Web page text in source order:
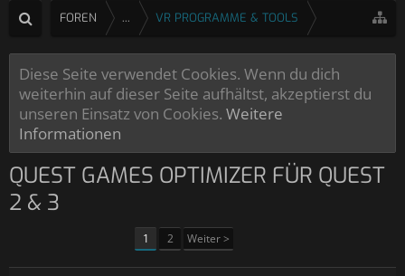
FOREN ... VR PROGRAMME & TOOLS
Diese Seite verwendet Cookies. Wenn du dich
weiterhin auf dieser Seite aufhältst, akzeptierst du
unseren Einsatz von Cookies. Weitere
Informationen
QUEST GAMES OPTIMIZER FÜR QUEST
2 & 3
1 2 Weiter >